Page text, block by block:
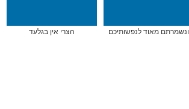
ונשמרתם מאוד לנפשותיכם הצרי אין בגלעד